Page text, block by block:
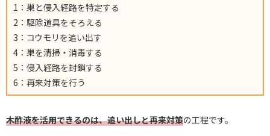
1：巣と侵入経路を特定する
2：駆除道具をそろえる
3：コウモリを追い出す
4：巣を清掃・消毒する
5：侵入経路を封鎖する
6：再来対策を行う
木酢液を活用できるのは、追い出しと再来対策の工程です。